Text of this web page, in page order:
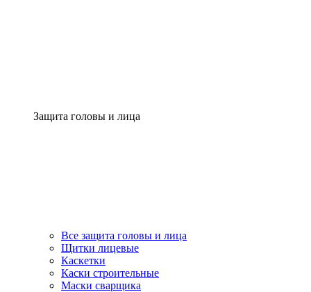
Защита головы и лица
Все защита головы и лица
Щитки лицевые
Каскетки
Каски строительные
Маски сварщика